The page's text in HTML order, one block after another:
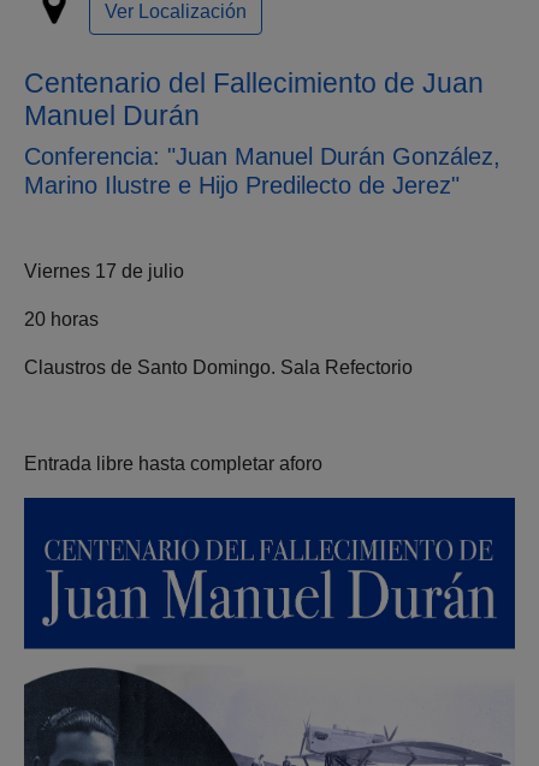
Ver Localización
Centenario del Fallecimiento de Juan
Manuel Durán
Conferencia: "Juan Manuel Durán González,
Marino Ilustre e Hijo Predilecto de Jerez"
Viernes 17 de julio
20 horas
Claustros de Santo Domingo. Sala Refectorio
Entrada libre hasta completar aforo